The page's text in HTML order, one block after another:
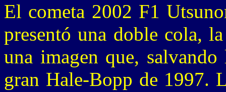
El cometa 2002 F1
presentó una doble cola,
una imagen que,
gran Hale-Bopp de 1997.